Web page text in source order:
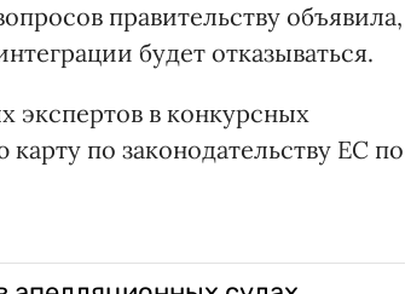
правительству объявила,
будет отказываться.
экспертов в конкурсных
по законодательству ЕС по